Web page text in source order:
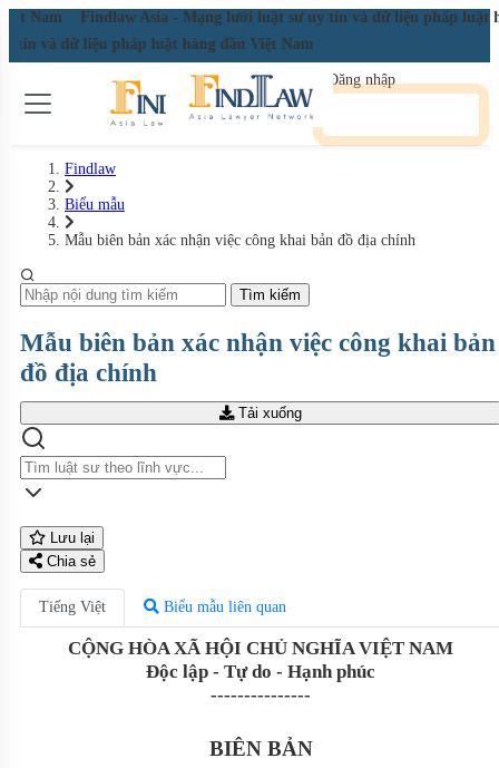
Nam
Findlaw Asia - Mạng lưới luật sư uy tín và dữ liệu pháp luật
tín và dữ liệu pháp luật hàng đầu Việt Nam
Đăng nhập
Findlaw
Biểu mẫu
Mẫu biên bản xác nhận việc công khai bản đồ địa chính
Tìm kiếm
Mẫu biên bản xác nhận việc công khai bản
đồ địa chính
Tải xuống
Lưu lại
Chia sẻ
Tiếng Việt Biểu mẫu liên quan
CỘNG HÒA XÃ HỘI CHỦ NGHĨA VIỆT NAM
Độc lập - Tự do - Hạnh phúc
---------------
BIÊN BẢN